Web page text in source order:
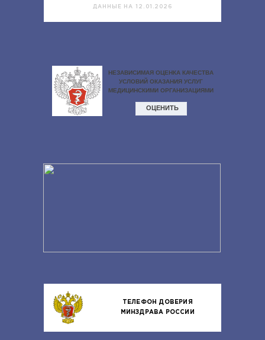
ДАННЫЕ НА 12.01.2026
ТЕЛЕФОН ДОВЕРИЯ
МИНЗДРАВА РОССИИ